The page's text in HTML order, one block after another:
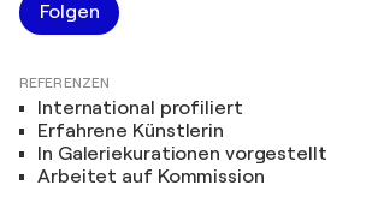
Folgen
REFERENZEN
International profiliert
Erfahrene Künstlerin
In Galeriekurationen vorgestellt
Arbeitet auf Kommission